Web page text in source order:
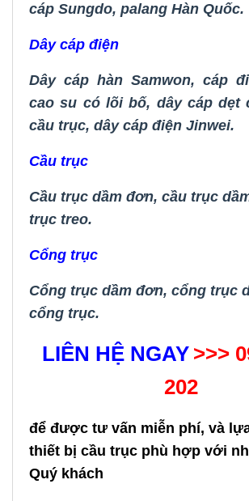
cáp Sungdo, palang Hàn Quốc.
Dây cáp điện
Dây cáp hàn Samwon, cáp
cao su có lõi bố, dây cáp dẹt
cầu trục, dây cáp điện Jinwei.
Cầu trục
Cầu trục dầm đơn, cầu trục
trục treo.
Cổng trục
Cổng trục dầm đơn, cổng trục
cổng trục.
LIÊN HỆ NGAY >>>
202
để được tư vấn miễn phí, và
thiết bị cầu trục phù hợp với
Quý khách